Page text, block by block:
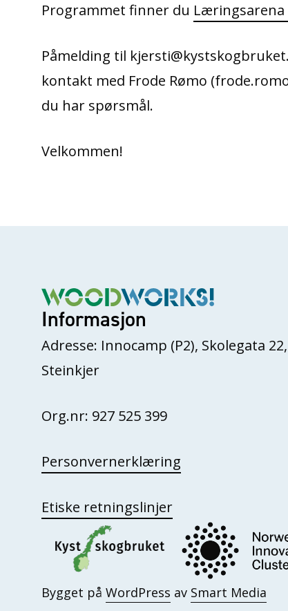
Programmet finner du Læringsarena
Påmelding til
kontakt med Frode Rømo
du har spørsmål.
Velkommen!
Informasjon
Adresse: Innocamp (P2), Skolegata
Steinkjer
Org.nr: 927 525 399
Personvernerklæring
Etiske retningslinjer
Bygget på WordPress av Smart Media